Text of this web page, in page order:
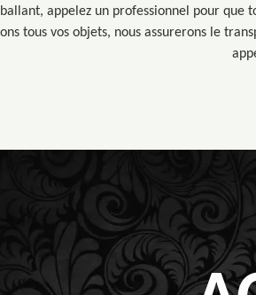
appelez un professionnel pour que
tous vos objets, nous assurerons le